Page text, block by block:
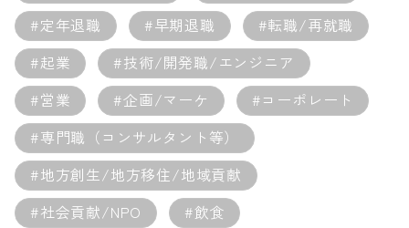
#定年退職
#早期退職
#転職/再就職
#起業
#技術/開発職/エンジニア
#営業
#企画/マーケ
#コーポレート
#専門職（コンサルタント等）
#地方創生/地方移住/地域貢献
#社会貢献/NPO
#飲食